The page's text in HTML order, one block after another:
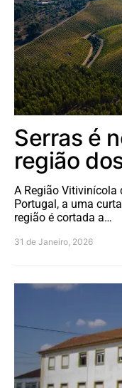
Serras é
região
A Região Vitivinícola
Portugal, a uma
região é cortada a…
31 de Janeiro, 2026